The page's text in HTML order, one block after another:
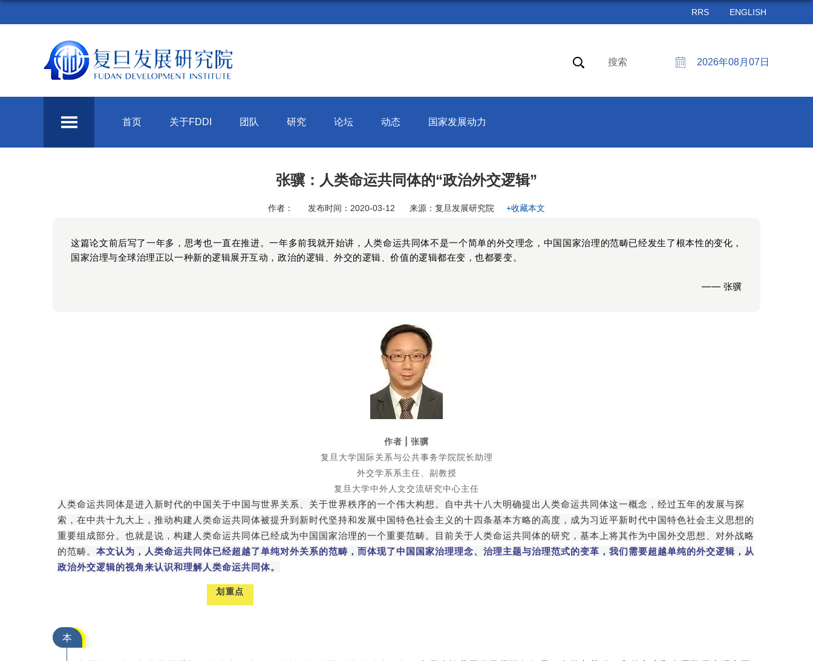
RRS ENGLISH
2026年08月07日
搜索
首页 关于FDDI 团队 研究 论坛 动态 国家发展动力
张骥：人类命运共同体的“政治外交逻辑”
作者： 发布时间：2020-03-12 来源：复旦发展研究院 +收藏本文
这篇论文前后写了一年多，思考也一直在推进。一年多前我就开始讲，人类命运共同体不是一个简单的外交理念，中国国家治理的范畴已经发生了根本性的变化，
国家治理与全球治理正以一种新的逻辑展开互动，政治的逻辑、外交的逻辑、价值的逻辑都在变，也都要变。
—— 张骥
作者
张骥
复旦大学国际关系与公共事务学院院长助理
外交学系系主任、副教授
复旦大学中外人文交流研究中心主任
人类命运共同体是进入新时代的中国关于中国与世界关系、关于世界秩序的一个伟大构想。自中共十八大明确提出人类命运共同体这一概念，经过五年的发展与探
索，在中共十九大上，推动构建人类命运共同体被提升到新时代坚持和发展中国特色社会主义的十四条基本方略的高度，成为习近平新时代中国特色社会主义思想的
重要组成部分。也就是说，构建人类命运共同体已经成为中国国家治理的一个重要范畴。目前关于人类命运共同体的研究，基本上将其作为中国外交思想、对外战略
的范畴。 本文认为， 人类命运共同体已经超越了单纯对外关系的范畴，而体现了中国国家治理理念、治理主题与治理范式的变革，我们需要超越单纯的外交逻辑，从
政治外交逻辑的视角来认识和理解人类命运共同体。
划重点
本